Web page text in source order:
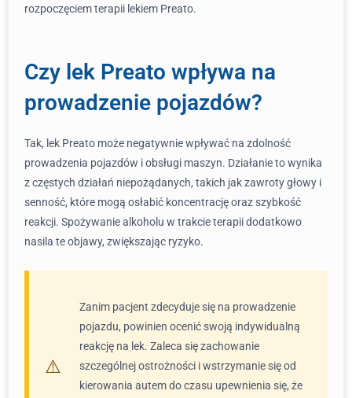
rozpoczęciem terapii lekiem Preato.
Czy lek Preato wpływa na
prowadzenie pojazdów?
Tak, lek Preato może negatywnie wpływać na zdolność
prowadzenia pojazdów i obsługi maszyn. Działanie to wynika
z częstych działań niepożądanych, takich jak zawroty głowy i
senność, które mogą osłabić koncentrację oraz szybkość
reakcji. Spożywanie alkoholu w trakcie terapii dodatkowo
nasila te objawy, zwiększając ryzyko.
Zanim pacjent zdecyduje się na prowadzenie
pojazdu, powinien ocenić swoją indywidualną
reakcję na lek. Zaleca się zachowanie
szczególnej ostrożności i wstrzymanie się od
kierowania autem do czasu upewnienia się, że